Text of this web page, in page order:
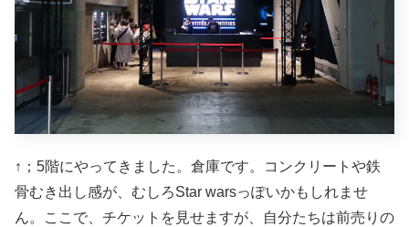
↑；5階にやってきました。倉庫です。コンクリートや鉄
骨むき出し感が、むしろStar warsっぽいかもしれませ
ん。ここで、チケットを見せますが、自分たちは前売りの